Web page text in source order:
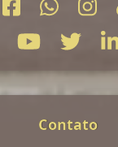
Contato